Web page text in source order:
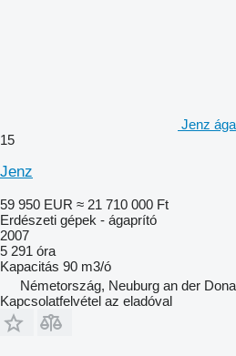
Jenz
15
Jenz
59 950 EUR ≈ 21 710 000 Ft
Erdészeti gépek - ágaprító
2007
5 291 óra
Kapacitás 90 m3/ó
Németország, Neuburg an der
Kapcsolatfelvétel az eladóval